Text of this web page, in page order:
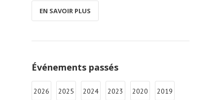
EN SAVOIR PLUS
Événements passés
2026 2025 2024 2023 2020 2019